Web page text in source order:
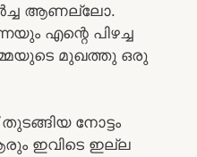
ആണല്ലോ.
എന്റെ പിഴച്ച
മുഖത്തു ഒരു
നോട്ടം
ഇവിടെ ഇല്ല